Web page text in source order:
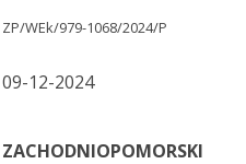
ZP/WEk/979-1068/2024/P
09-12-2024
ZACHODNIOPOMORSKI